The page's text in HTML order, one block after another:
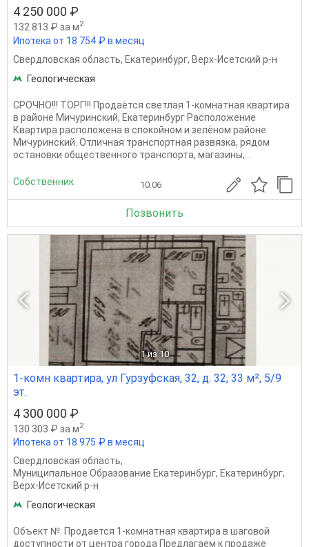
4 250 000 ₽
132 813 ₽ за м2
Ипотека от 18 754 ₽ в месяц
Свердловская область, Екатеринбург, Верх-Исетский р-н
Геологическая
СРОЧНО!!! ТОРГ!!! Продаётся светлая 1-комнатная квартира
в районе Мичуринский, Екатеринбург Расположение
Квартира расположена в спокойном и зелёном районе
Мичуринский. Отличная транспортная развязка, рядом
остановки общественного транспорта, магазины,...
Собственник 10.06
Позвонить
1 из 10
1-комн квартира, ул Гурзуфская, 32, д. 32, 33 м², 5/9
эт.
4 300 000 ₽
130 303 ₽ за м2
Ипотека от 18 975 ₽ в месяц
Свердловская область,
Муниципальное Образование Екатеринбург, Екатеринбург,
Верх-Исетский р-н
Геологическая
Объект №. Продается 1-комнатная квартира в шаговой
доступности от центра города Предлагаем к продаже